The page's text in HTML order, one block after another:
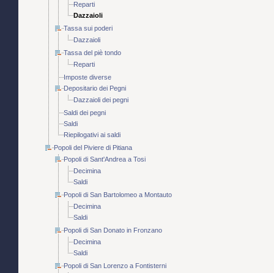
Reparti
Dazzaioli
Tassa sui poderi
Dazzaioli
Tassa del piè tondo
Reparti
Imposte diverse
Depositario dei Pegni
Dazzaioli dei pegni
Saldi dei pegni
Saldi
Riepilogativi ai saldi
Popoli del Piviere di Pitiana
Popoli di Sant'Andrea a Tosi
Decimina
Saldi
Popoli di San Bartolomeo a Montauto
Decimina
Saldi
Popoli di San Donato in Fronzano
Decimina
Saldi
Popoli di San Lorenzo a Fontisterni